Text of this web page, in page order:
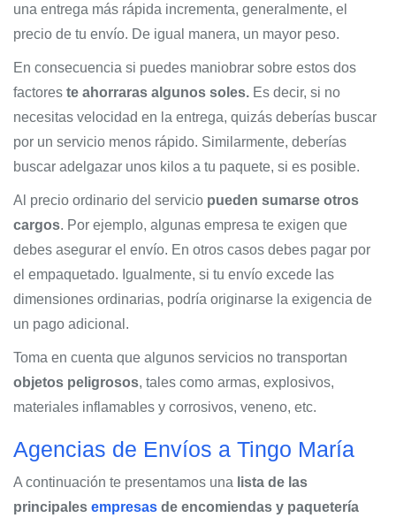
una entrega más rápida incrementa, generalmente, el
precio de tu envío. De igual manera, un mayor peso.
En consecuencia si puedes maniobrar sobre estos dos
factores te ahorraras algunos soles. Es decir, si no
necesitas velocidad en la entrega, quizás deberías buscar
por un servicio menos rápido. Similarmente, deberías
buscar adelgazar unos kilos a tu paquete, si es posible.
Al precio ordinario del servicio pueden sumarse otros
cargos. Por ejemplo, algunas empresa te exigen que
debes asegurar el envío. En otros casos debes pagar por
el empaquetado. Igualmente, si tu envío excede las
dimensiones ordinarias, podría originarse la exigencia de
un pago adicional.
Toma en cuenta que algunos servicios no transportan
objetos peligrosos, tales como armas, explosivos,
materiales inflamables y corrosivos, veneno, etc.
Agencias de Envíos a Tingo María
A continuación te presentamos una lista de las
principales empresas de encomiendas y paquetería